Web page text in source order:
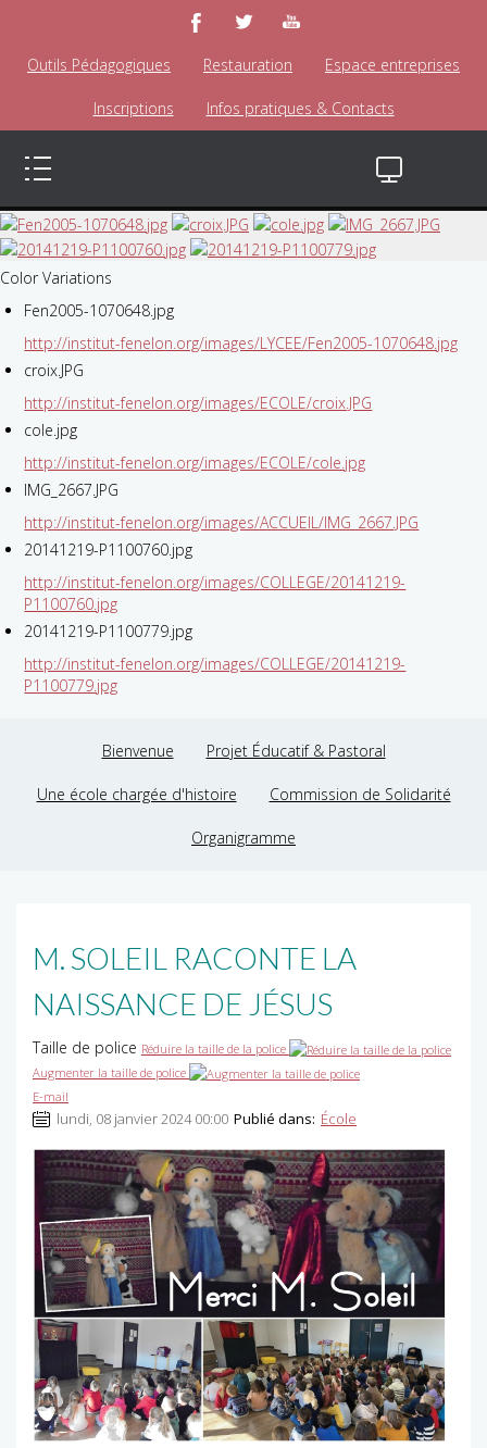
Outils Pédagogiques Restauration Espace entreprises
Inscriptions Infos pratiques & Contacts
Color Variations
Fen2005-1070648.jpg
http://institut-fenelon.org/images/LYCEE/Fen2005-1070648.jpg
croix.JPG
http://institut-fenelon.org/images/ECOLE/croix.JPG
cole.jpg
http://institut-fenelon.org/images/ECOLE/cole.jpg
IMG_2667.JPG
http://institut-fenelon.org/images/ACCUEIL/IMG_2667.JPG
20141219-P1100760.jpg
http://institut-fenelon.org/images/COLLEGE/20141219-
P1100760.jpg
20141219-P1100779.jpg
http://institut-fenelon.org/images/COLLEGE/20141219-
P1100779.jpg
Bienvenue Projet Éducatif & Pastoral
Une école chargée d'histoire Commission de Solidarité
Organigramme
M. SOLEIL RACONTE LA
NAISSANCE DE JÉSUS
Taille de police Réduire la taille de la police
Augmenter la taille de police
E-mail
lundi, 08 janvier 2024 00:00 Publié dans: École